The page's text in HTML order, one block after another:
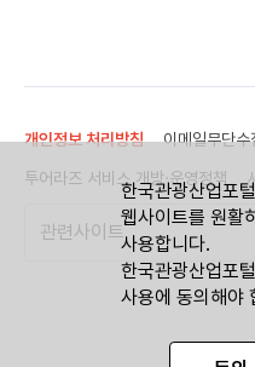
개인정보 처리방침 이메일무단수
투어라즈 서비스 개방·운영정책
한국관광산업포
웹사이트를 원활
사용합니다.
한국관광산업포
사용에 동의해야